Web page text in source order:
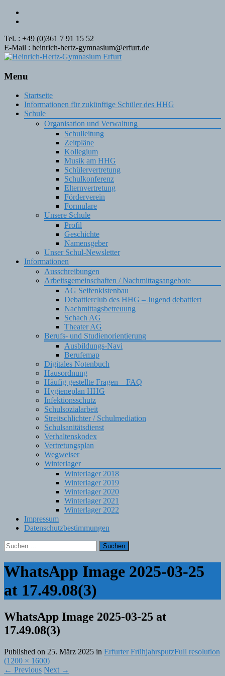
Tel. : +49 (0)361 7 91 15 52
E-Mail : heinrich-hertz-gymnasium@erfurt.de
Menu
Skip
content
Startseite
Informationen für zukünftige Schüler des HHG
Schule
Organisation und Verwaltung
Schulleitung
Zeitpläne
Kollegium
Musik am HHG
Schülervertretung
Schulkonferenz
Elternvertretung
Förderverein
Formulare
Unsere Schule
Profil
Geschichte
Namensgeber
Unser Schul-Newsletter
Informationen
Ausschreibungen
Arbeitsgemeinschaften / Nachmittagsangebote
AG Seifenkistenbau
Debattierclub des HHG – Jugend debattiert
Nachmittagsbetreuung
Schach AG
Theater AG
Berufs- und Studienorientierung
Ausbildungs-Navi
Berufemap
Digitales Notenbuch
Hausordnung
Häufig gestellte Fragen – FAQ
Hygieneplan HHG
Infektionsschutz
Schulsozialarbeit
Streitschlichter / Schulmediation
Schulsanitätsdienst
Verhaltenskodex
Vertretungsplan
Wegweiser
Winterlager
Winterlager 2018
Winterlager 2019
Winterlager 2020
Winterlager 2021
Winterlager 2022
Impressum
Datenschutzbestimmungen
Suchen
nach:
WhatsApp Image 2025-03-25
at 17.49.08(3)
WhatsApp Image 2025-03-25 at
17.49.08(3)
Published on 25. März 2025 in Erfurter FrühjahrsputzFull resolution
(1200 × 1600)
← Previous Next →